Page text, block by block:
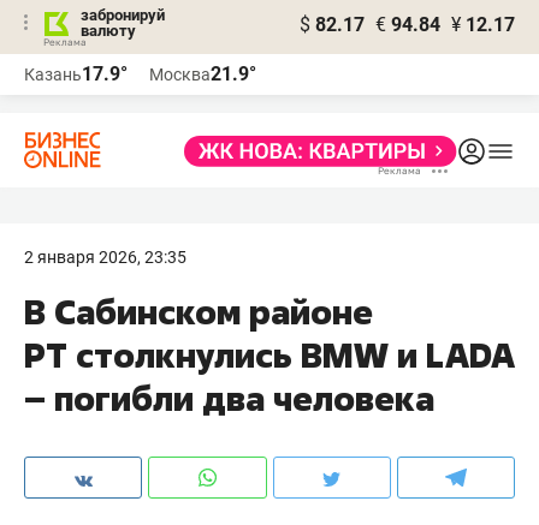
забронируй
валюту
$ 82.17 € 94.84 ¥ 12.17
Казань17.9° Москва21.9°
2 января 2026, 23:35
В Сабинском районе
РТ столкнулись BMW и LADA
– погибли два человека